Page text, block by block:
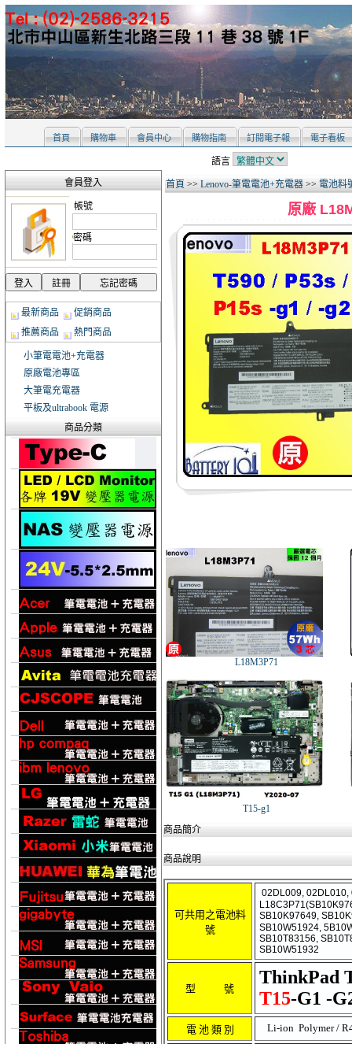
首頁 購物車 會員中心 購物指南 訂閱電子報 電子看板
語言
會員登入
帳號
密碼
最新商品
促銷商品
推薦商品
熱門商品
小筆電電池+充電器
原廠電池專區
大筆電充電器
平板及ultrabook 電源
商品分類
首頁 >> Lenovo-筆電電池+充電器 >> 電池料
原廠
L18M3P71
T15-g1
商品簡介
商品說明
可共用之電池料
號
02DL009,
SB10K97649,
SB10W51924,
SB10T83156,
SB10W51932
型 號
ThinkPad
T15-G1 -
電 池 類 別 Li-ion Polymer /